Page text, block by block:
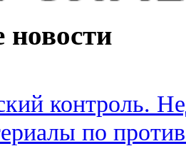
новости
контроль.
по